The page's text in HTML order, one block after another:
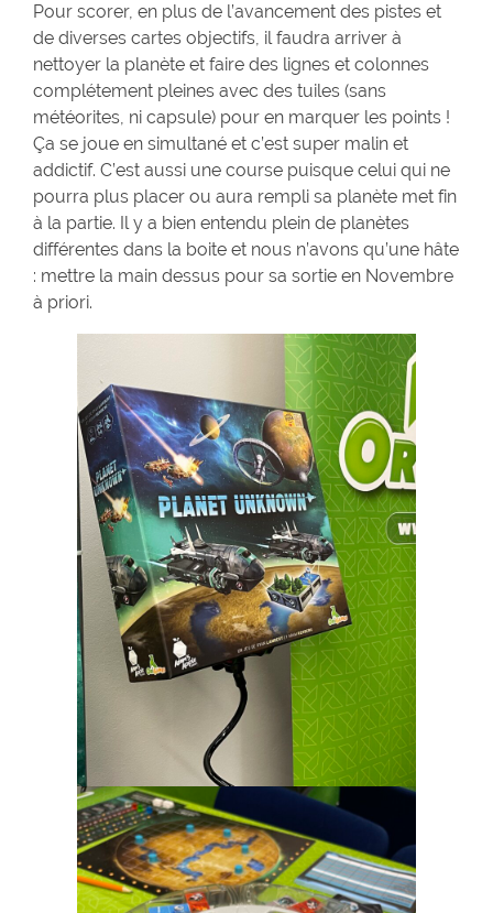
Pour scorer, en plus de l’avancement des pistes et
de diverses cartes objectifs, il faudra arriver à
nettoyer la planète et faire des lignes et colonnes
complétement pleines avec des tuiles (sans
météorites, ni capsule) pour en marquer les points !
Ça se joue en simultané et c’est super malin et
addictif. C’est aussi une course puisque celui qui ne
pourra plus placer ou aura rempli sa planète met fin
à la partie. Il y a bien entendu plein de planètes
différentes dans la boite et nous n’avons qu’une hâte
: mettre la main dessus pour sa sortie en Novembre
à priori.